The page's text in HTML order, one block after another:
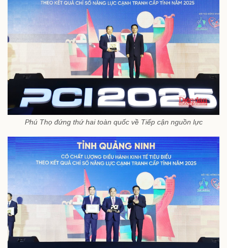
Phú Thọ đứng thứ hai toàn quốc về Tiếp cận nguồn lực